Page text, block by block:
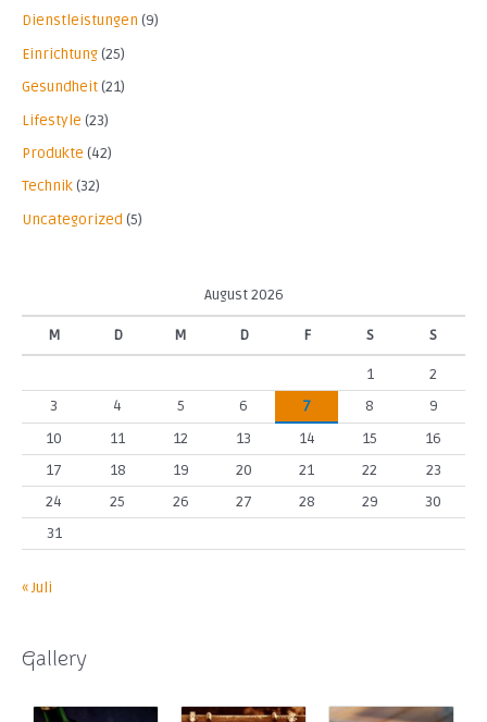
Dienstleistungen (9)
Einrichtung(25)
Gesundheit(21)
Lifestyle (23)
Produkte (42)
Technik(32)
Uncategorized (5)
August 2026
M D M D F S S
1
2
3
4 5 6 7 8
9
10
11 12 13 14 15
16
17
18 19 20 21 22
23
24
25 26 27 28 29
30
31
« Juli
Gallery